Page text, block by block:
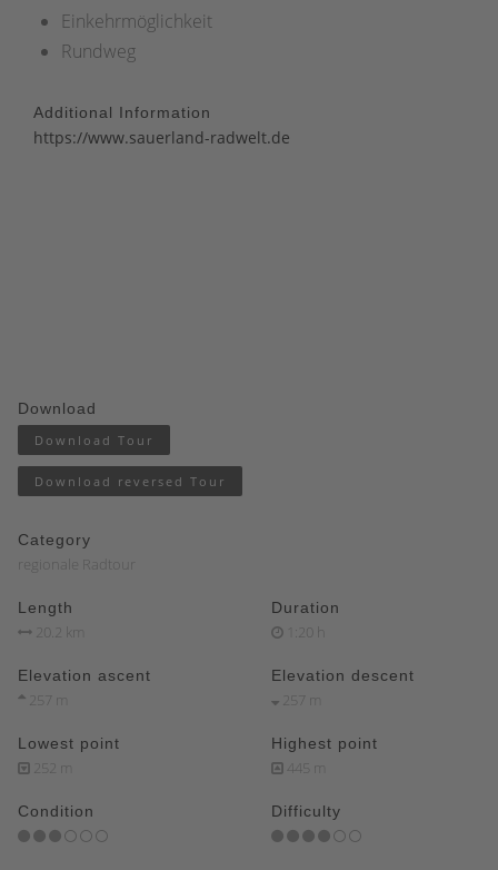
Einkehrmöglichkeit
Rundweg
Additional Information
https://www.sauerland-radwelt.de
Download
Download Tour
Download reversed Tour
Category
regionale Radtour
Length
20.2 km
Duration
1:20 h
Elevation ascent
257 m
Elevation descent
257 m
Lowest point
252 m
Highest point
445 m
Condition Difficulty